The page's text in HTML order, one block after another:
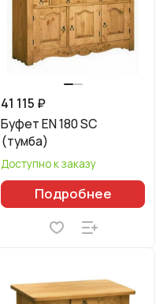
41 115 ₽
Буфет EN 180 SC
(тумба)
Доступно к заказу
Подробнее